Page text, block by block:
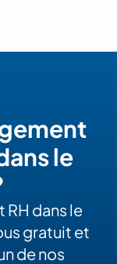
le
dans le
gratuit et
de nos